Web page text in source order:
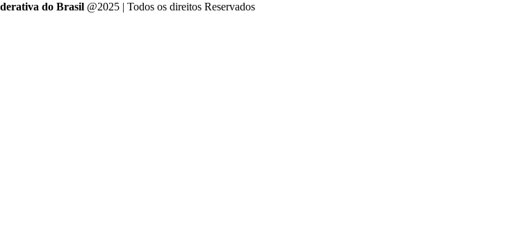
do Brasil@2025 | Todos os direitos Reservados